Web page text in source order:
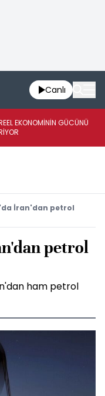
Canlı
EKONOMİNİN GÜCÜNÜ
İran'dan petrol
petrol
ham petrol